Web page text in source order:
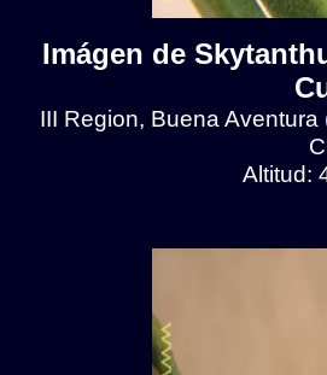
Imágen de
III Region, Buena
Altitud: